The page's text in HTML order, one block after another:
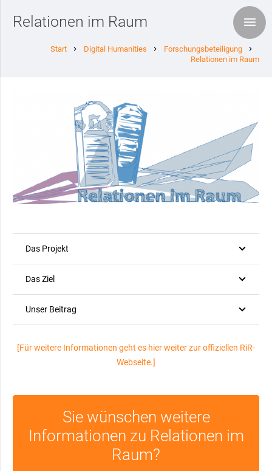
Relationen im Raum
Start chevron_right Digital Humanities chevron_right Forschungsbeteiligung chevron_right
Relationen im Raum
Das Projekt
Das Ziel
Unser Beitrag
[Für weitere Informationen geht es hier weiter zur offiziellen RiR-
Webseite.]
Sie wünschen weitere
Informationen zu Relationen im
Raum?